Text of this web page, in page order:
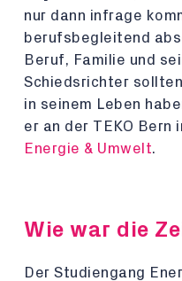
nur dann infrage
berufsbegleitend
Beruf, Familie und
Schiedsrichter
in seinem Leben
er an der TEKO Bern
Energie & Umwelt.
Wie war die
Der Studiengang